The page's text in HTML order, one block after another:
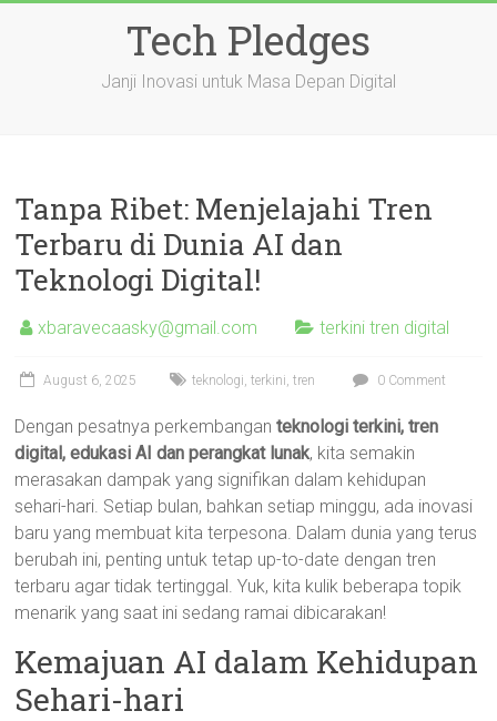
Tech Pledges
Janji Inovasi untuk Masa Depan Digital
Tanpa Ribet: Menjelajahi Tren
Terbaru di Dunia AI dan
Teknologi Digital!
xbaravecaasky@gmail.com terkini tren digital
August 6, 2025 teknologi,terkini,tren 0 Comment
Dengan pesatnya perkembanganteknologi terkini, tren
digital, edukasi AI dan perangkat lunak, kita semakin
merasakan dampak yang signifikan dalam kehidupan
sehari-hari. Setiap bulan, bahkan setiap minggu, ada inovasi
baru yang membuat kita terpesona. Dalam dunia yang terus
berubah ini, penting untuk tetap up-to-date dengan tren
terbaru agar tidak tertinggal. Yuk, kita kulik beberapa topik
menarik yang saat ini sedang ramai dibicarakan!
Kemajuan AI dalam Kehidupan
Sehari-hari